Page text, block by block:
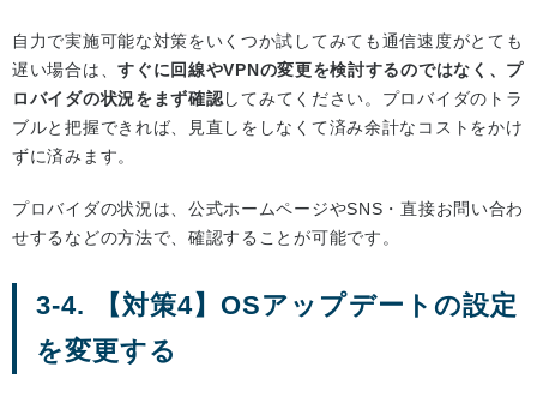
自力で実施可能な対策をいくつか試してみても通信速度がとても
遅い場合は、すぐに回線やVPNの変更を検討するのではなく、プ
ロバイダの状況をまず確認してみてください。プロバイダのトラ
ブルと把握できれば、見直しをしなくて済み余計なコストをかけ
ずに済みます。
プロバイダの状況は、公式ホームページやSNS・直接お問い合わ
せするなどの方法で、確認することが可能です。
3-4. 【対策4】OSアップデートの設定
を変更する